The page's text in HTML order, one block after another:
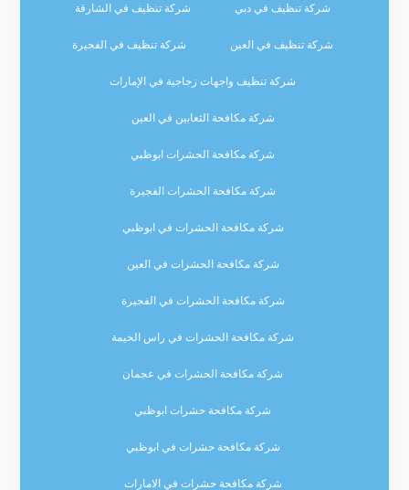
شركة تنظيف في دبي شركة تنظيف في الشارقة
شركة تنظيف في العين شركة تنظيف في الفجيرة
شركة تنظيف واجهات زجاجية في الإمارات
شركة مكافحة الثعابين في العين
شركة مكافحة الحشرات ابوظبي
شركة مكافحة الحشرات الفجيرة
شركة مكافحة الحشرات في ابوظبي
شركة مكافحة الحشرات في العين
شركة مكافحة الحشرات في الفجيرة
شركة مكافحة الحشرات في راس الخيمة
شركة مكافحة الحشرات في عجمان
شركة مكافحة حشرات ابوظبي
شركة مكافحة حشرات في ابوظبي
شركة مكافحة حشرات في الامارات